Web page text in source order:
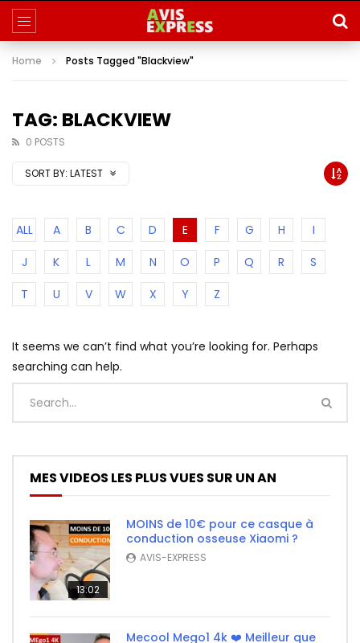
Home Posts Tagged "Blackview"
TAG: BLACKVIEW
0 POSTS
SORT BY: LATEST
ALL A B C D E F G H
I
J
K L M N O P Q R
S
T
U V W X Y Z
It seems we can’t find what you’re looking for. Perhaps
searching can help.
MES VIDEOS LES PLUS VUES SUR UN AN
13:02
MOINS de 10€ pour ce casque à
conduction osseuse Xiaomi ?
AVIS-EXPRESS
Mecool Mego1 4k ❤️ Meilleur que